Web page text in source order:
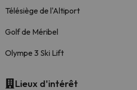
Télésiège de l'Altiport
Golf de Méribel
Olympe 3 Ski Lift
Lieux d'intérêt